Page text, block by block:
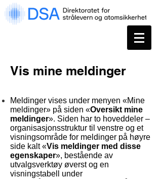
Vis mine meldinger
Meldinger vises under menyen «Mine
meldinger» på siden «Oversikt mine
meldinger». Siden har to hoveddeler –
organisasjonsstruktur til venstre og et
visningsområde for meldinger på høyre
side kalt «Vis meldinger med disse
egenskaper», bestående av
utvalgsverktøy øverst og en
visningstabell under